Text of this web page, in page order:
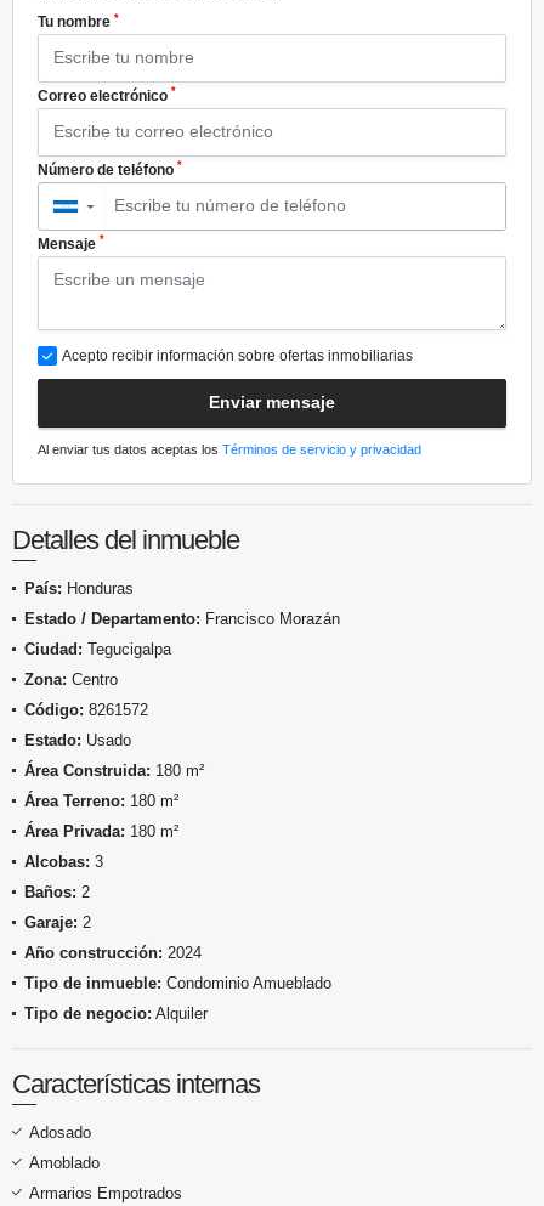
Tu nombre *
Correo electrónico *
Número de teléfono *
▼
Mensaje *
Acepto recibir información sobre ofertas inmobiliarias
Enviar mensaje
Al enviar tus datos aceptas los Términos de servicio y privacidad
Detalles del inmueble
País: Honduras
Estado / Departamento: Francisco Morazán
Ciudad: Tegucigalpa
Zona: Centro
Código: 8261572
Estado: Usado
Área Construida: 180 m²
Área Terreno: 180 m²
Área Privada: 180 m²
Alcobas: 3
Baños: 2
Garaje: 2
Año construcción: 2024
Tipo de inmueble: Condominio Amueblado
Tipo de negocio: Alquiler
Características internas
Adosado
Amoblado
Armarios Empotrados